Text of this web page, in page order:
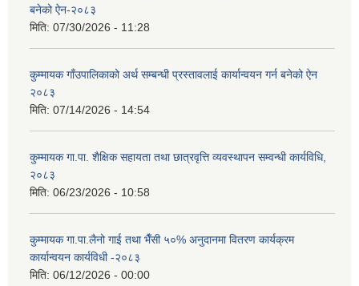
बनेको ऐन-२०८३
मिति: 07/30/2026 - 11:28
कुम्मायक गाँउपालिकाको अर्थ सम्बन्धी प्रस्तावलाई कार्यान्वयन गर्न बनेको ऐन
२०८३
मिति: 07/14/2026 - 14:54
कुम्मायक गा.पा. शैक्षिक सहायता तथा छात्रवृत्ति व्यवस्थापन सम्वन्धी कार्यविधि,
२०८३
मिति: 06/23/2026 - 10:58
कुम्मायक गा.पा.लैनो गाई तथा भैँसी ५०% अनुदानमा वितरण कार्यक्रम
कार्यान्वयन कार्यविधी -२०८३
मिति: 06/12/2026 - 00:00